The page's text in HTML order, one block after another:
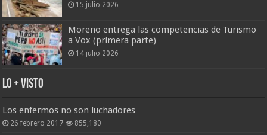
15 julio 2026
Moreno entrega las competencias de Turismo
a Vox (primera parte)
14 julio 2026
Lo + Visto
Los enfermos no son luchadores
26 febrero 2017 855,180